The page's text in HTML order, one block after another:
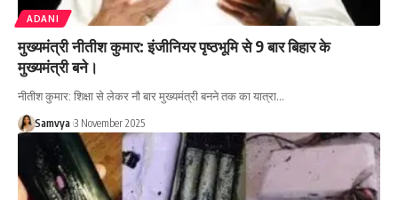
ADANI
मुख्यमंत्री नीतीश कुमार: इंजीनियर पृष्ठभूमि से 9 बार बिहार के
मुख्यमंत्री बने।
नीतीश कुमार: शिक्षा से लेकर नौ बार मुख्यमंत्री बनने तक का यात्रा…
Samvya 3 November 2025